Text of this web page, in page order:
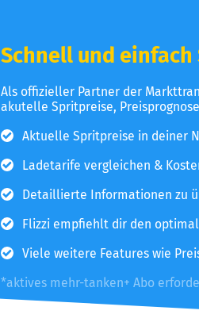
Schnell und
Als offizieller Partner der
akutelle Spritpreise,
Aktuelle Spritpreise in deiner
Ladetarife vergleichen &
Detaillierte Informationen zu
Flizzi empfiehlt dir den
Viele weitere Features wie
*aktives mehr-tanken+ Abo